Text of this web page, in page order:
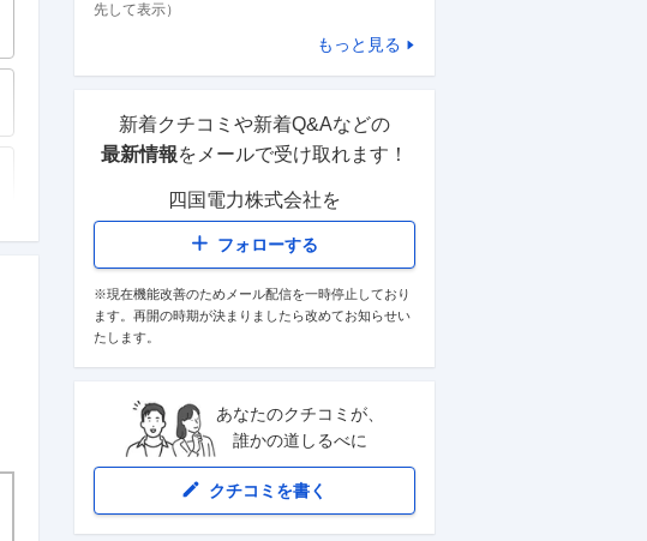
先して表示）
もっと見る
新着クチコミや新着Q&Aなどの
最新情報をメールで受け取れます！
四国電力株式会社を
フォローする
※現在機能改善のためメール配信を一時停止しており
ます。再開の時期が決まりましたら改めてお知らせい
たします。
あなたのクチコミが、
誰かの道しるべに
クチコミを書く